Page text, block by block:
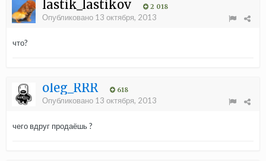
lastik_lastikov 2 018
Опубликовано 13 октября, 2013
что?
oleg_RRR 618
Опубликовано 13 октября, 2013
чего вдруг продаёшь ?